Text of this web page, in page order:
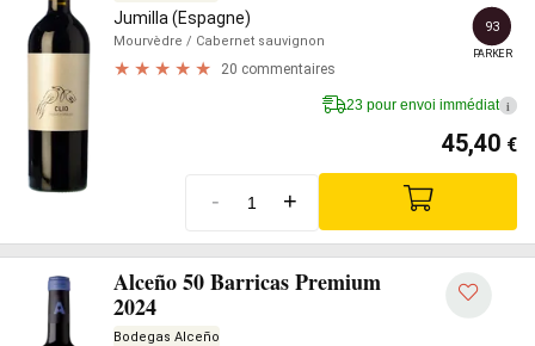
Jumilla (Espagne)
Mourvèdre / Cabernet sauvignon
20 commentaires
93
PARKER
23 pour envoi immédiat i
45,40 €
- +
Alceño 50 Barricas Premium
2024
Bodegas Alceño